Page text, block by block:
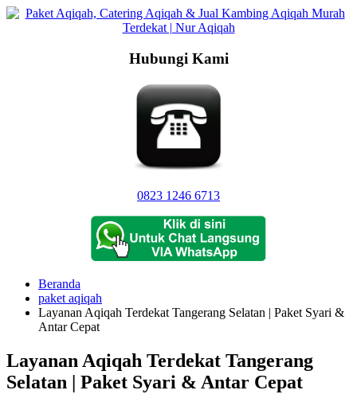
Langsung
Hubungi Kami
0823 1246 6713
Beranda
paket aqiqah
Layanan Aqiqah Terdekat Tangerang Selatan | Paket Syari &
Antar Cepat
Layanan Aqiqah Terdekat Tangerang
Selatan | Paket Syari & Antar Cepat